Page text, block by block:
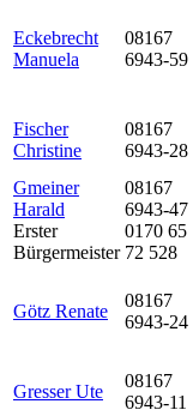
Eckebrecht
Manuela
08167
6943-59
Fischer
Christine
08167
6943-28
Gmeiner
Harald
Erster
Bürgermeister
08167
6943-47
0170 65
72 528
Götz Renate
08167
6943-24
Gresser Ute
08167
6943-11